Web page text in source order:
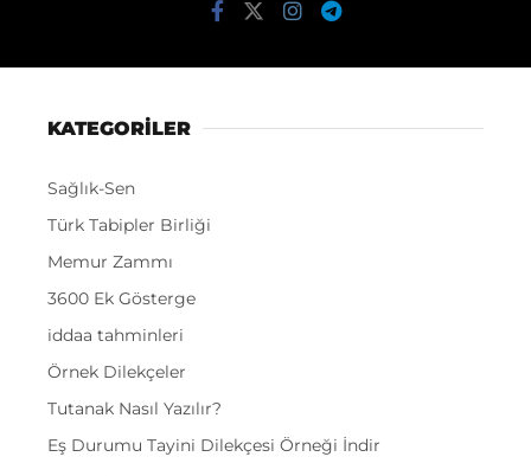
KATEGORİLER
Sağlık-Sen
Türk Tabipler Birliği
Memur Zammı
3600 Ek Gösterge
iddaa tahminleri
Örnek Dilekçeler
Tutanak Nasıl Yazılır?
Eş Durumu Tayini Dilekçesi Örneği İndir